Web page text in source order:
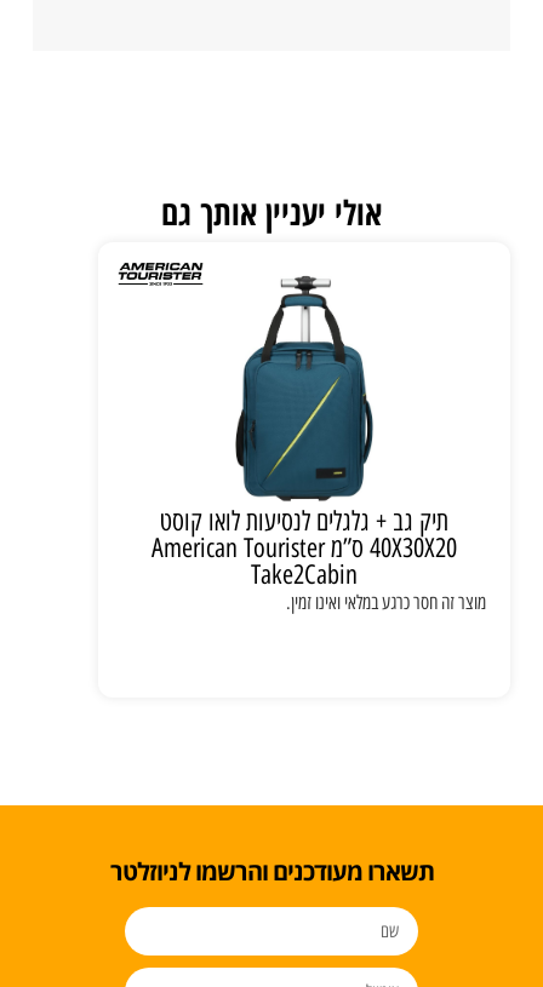
אולי יעניין אותך גם
תיק גב + גלגלים לנסיעות לואו קוסט
40X30X20 ס”מ American Tourister
Take2Cabin
מוצר זה חסר כרגע במלאי ואינו זמין.
תשארו מעודכנים והרשמו לניוזלטר